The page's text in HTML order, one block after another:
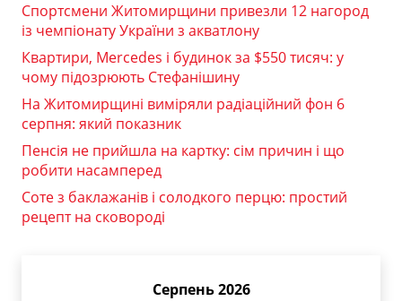
Спортсмени Житомирщини привезли 12 нагород
із чемпіонату України з акватлону
Квартири, Mercedes і будинок за $550 тисяч: у
чому підозрюють Стефанішину
На Житомирщині виміряли радіаційний фон 6
серпня: який показник
Пенсія не прийшла на картку: сім причин і що
робити насамперед
Соте з баклажанів і солодкого перцю: простий
рецепт на сковороді
Серпень 2026